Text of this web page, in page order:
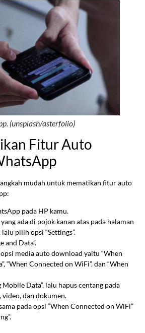
(unsplash/asterfolio)
Fitur Auto
mudah untuk mematikan fitur auto
pada HP kamu.
ada di pojok kanan atas pada halaman
pilih opsi “Settings”.
and Data”.
media auto download yaitu “When
“When Connected on WiFi”, dan “When
Data”, lalu hapus centang pada
dan dokumen.
pada opsi “When Connected on WiFi”